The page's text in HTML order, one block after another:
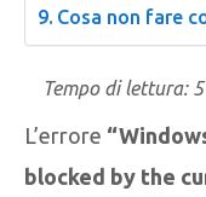
Cosa non fare
Tempo di lettura: 5
L’errore
blocked by the